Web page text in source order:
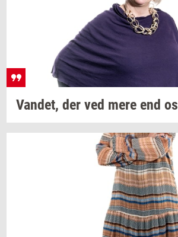
Van­det, der ved mere end os